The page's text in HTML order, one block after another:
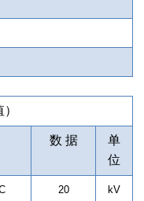
数 据
单
位
20 kV